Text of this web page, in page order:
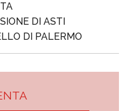
DI ASTI
DI PALERMO